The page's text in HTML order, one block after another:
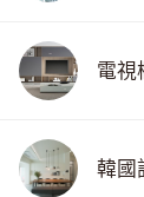
電視
韓國